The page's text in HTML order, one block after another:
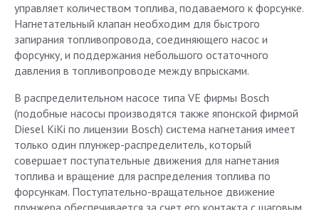
управляет количеством топлива, подаваемого к форсунке.
Нагнетательный клапан необходим для быстрого
запирания топливопровода, соединяющего насос и
форсунку, и поддержания небольшого остаточного
давления в топливопроводе между впрысками.
В распределительном насосе типа VE фирмы Bosch
(подобные насосы производятся также японской фирмой
Diesel KiKi по лицензии Bosch) система нагнетания имеет
только один плунжер-распределитель, который
совершает поступательные движения для нагнетания
топлива и вращение для распределения топлива по
форсункам. Поступательно-вращательное движение
плунжера обеспечивается за счет его контакта с шаговым